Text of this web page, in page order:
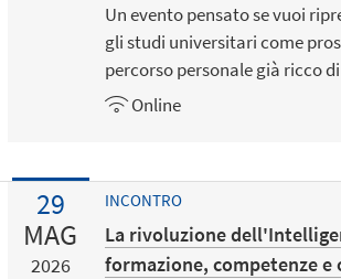
Un evento pensato se vuoi
gli studi universitari come
percorso personale già ricco
Online
29
MAG
2026
INCONTRO
La rivoluzione
formazione, competenze